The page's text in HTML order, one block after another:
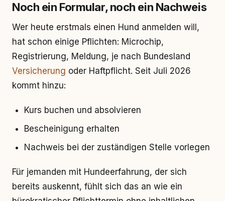
Noch ein Formular, noch ein Nachweis
Wer heute erstmals einen Hund anmelden will,
hat schon einige Pflichten: Microchip,
Registrierung, Meldung, je nach Bundesland
Versicherung oder Haftpflicht. Seit Juli 2026
kommt hinzu:
Kurs buchen und absolvieren
Bescheinigung erhalten
Nachweis bei der zuständigen Stelle vorlegen
Für jemanden mit Hundeerfahrung, der sich
bereits auskennt, fühlt sich das an wie ein